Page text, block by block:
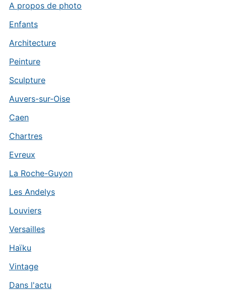
A propos de photo
Enfants
Architecture
Peinture
Sculpture
Auvers-sur-Oise
Caen
Chartres
Evreux
La Roche-Guyon
Les Andelys
Louviers
Versailles
Haïku
Vintage
Dans l'actu